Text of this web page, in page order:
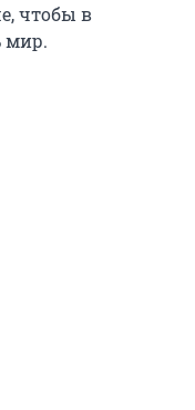
чтобы в
мир.